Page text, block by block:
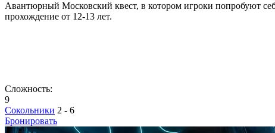
Авантюрный Московский квест, в котором игроки попробуют
прохождение от 12-13 лет.
Сложность:
9
Сокольники 2 - 6
Бронировать